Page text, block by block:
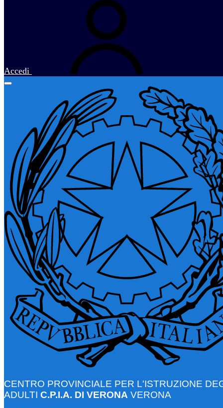
Accedi
CENTRO PROVINCIALE PER L'ISTRUZIONE
ADULTI C.P.I.A. DI VERONA VERONA